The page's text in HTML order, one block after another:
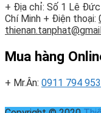
+ Địa chỉ: Số 1 Lê Đức
Chí Minh + Điện thoại:
Mua hàng
+ Mr.Ân: 0911 794 953